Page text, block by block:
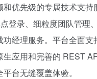
和优先级的专属技术支持
登录、细粒度团队管理
功经理服务。平台全面支
应用和完善的 REST
台无缝覆盖体验。